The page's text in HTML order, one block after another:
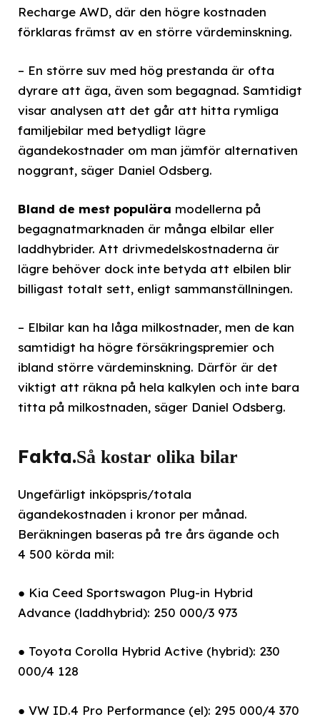
Recharge AWD, där den högre kostnaden
förklaras främst av en större värdeminskning.
– En större suv med hög prestanda är ofta
dyrare att äga, även som begagnad. Samtidigt
visar analysen att det går att hitta rymliga
familjebilar med betydligt lägre
ägandekostnader om man jämför alternativen
noggrant, säger Daniel Odsberg.
Bland de mest populära modellerna på
begagnatmarknaden är många elbilar eller
laddhybrider. Att drivmedelskostnaderna är
lägre behöver dock inte betyda att elbilen blir
billigast totalt sett, enligt sammanställningen.
– Elbilar kan ha låga milkostnader, men de kan
samtidigt ha högre försäkringspremier och
ibland större värdeminskning. Därför är det
viktigt att räkna på hela kalkylen och inte bara
titta på milkostnaden, säger Daniel Odsberg.
Fakta.Så kostar olika bilar
Ungefärligt inköpspris/totala
ägandekostnaden i kronor per månad.
Beräkningen baseras på tre års ägande och
4 500 körda mil:
● Kia Ceed Sportswagon Plug-in Hybrid
Advance (laddhybrid): 250 000/3 973
● Toyota Corolla Hybrid Active (hybrid): 230
000/4 128
● VW ID.4 Pro Performance (el): 295 000/4 370